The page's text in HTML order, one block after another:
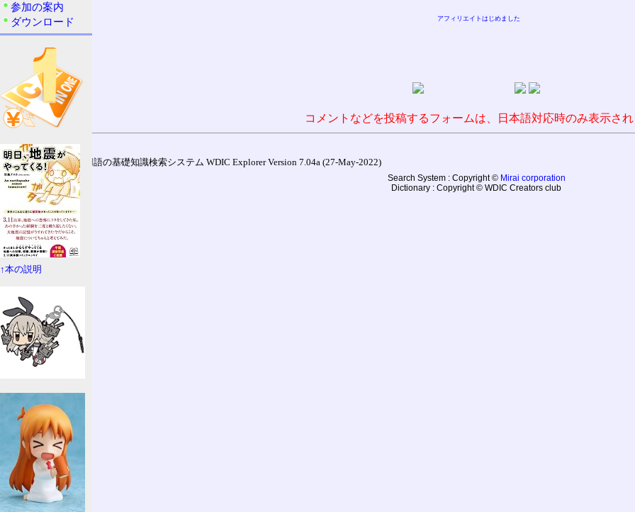
アフィリエイトはじめました
コメントなどを投稿するフォームは、日本語対応時のみ表示さ
通信用語の基礎知識検索システム WDIC Explorer Version 7.04a (27-May-2022)
Search System : Copyright © Mirai corporation
Dictionary : Copyright © WDIC Creators club
参加の案内
ダウンロード
↑本の説明